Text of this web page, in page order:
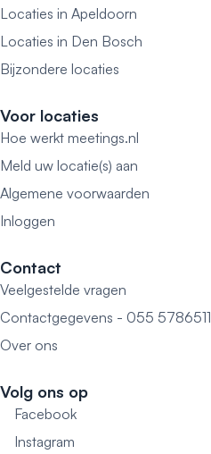
Locaties in Apeldoorn
Locaties in Den Bosch
Bijzondere locaties
Voor locaties
Hoe werkt meetings.nl
Meld uw locatie(s) aan
Algemene voorwaarden
Inloggen
Contact
Veelgestelde vragen
Contactgegevens - 055 5786511
Over ons
Volg ons op
Facebook
Instagram